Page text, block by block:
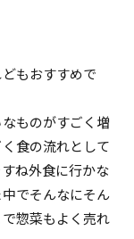
もおすすめで
ものがすごく増
食の流れとして
ね外食に行かな
でそんなにそん
惣菜もよく売れ